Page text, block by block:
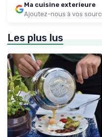
Ma cuisine exterieure
Ajoutez-nous à vos
Les plus lus